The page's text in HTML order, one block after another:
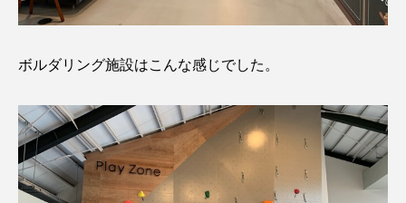
ボルダリング施設はこんな感じでした。